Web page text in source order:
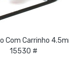
Com Carrinho
15530 #